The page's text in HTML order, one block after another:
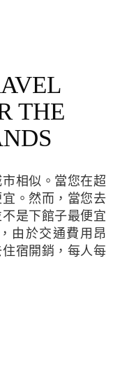
THE
。然而，當您去
是下館子最便宜
由於交通費用昂
宿開銷，每人每